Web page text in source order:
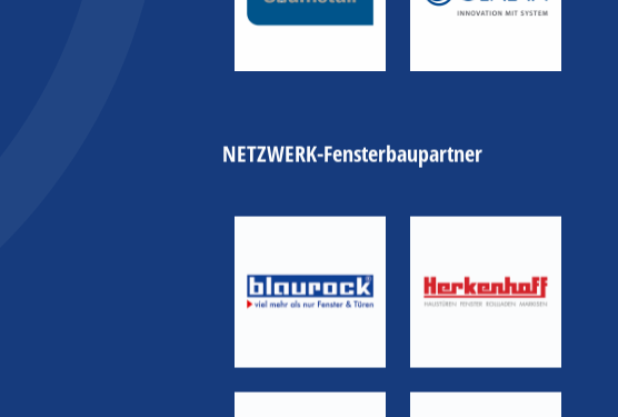
NETZWERK-Fensterbaupartner